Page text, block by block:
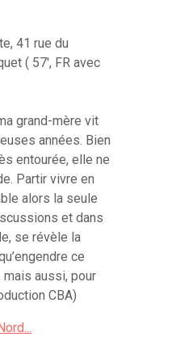
41 rue du
( 57', FR avec
grand-mère vit
années. Bien
entourée, elle ne
Partir vivre en
alors la seule
et dans
se révèle la
ce
mais aussi, pour
CBA)